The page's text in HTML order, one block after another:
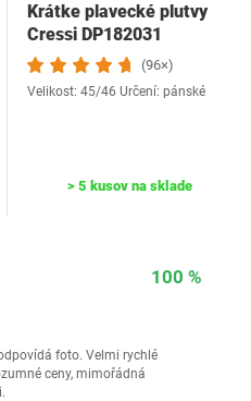
Krátke plavecké plutvy
Cressi ‎DP182031
(96×)
Velikost: 45/46 Určení: pánské
> 5 kusov na sklade
100 %
foto. Velmi rychlé
ceny, mimořádná